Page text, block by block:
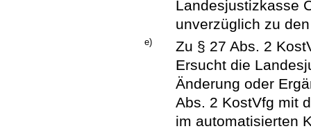
Landesjustizkasse
unverzüglich zu
e)
Zu § 27 Abs. 2
Ersucht die
Änderung oder
Abs. 2 KostVfg mit
im automatisierten